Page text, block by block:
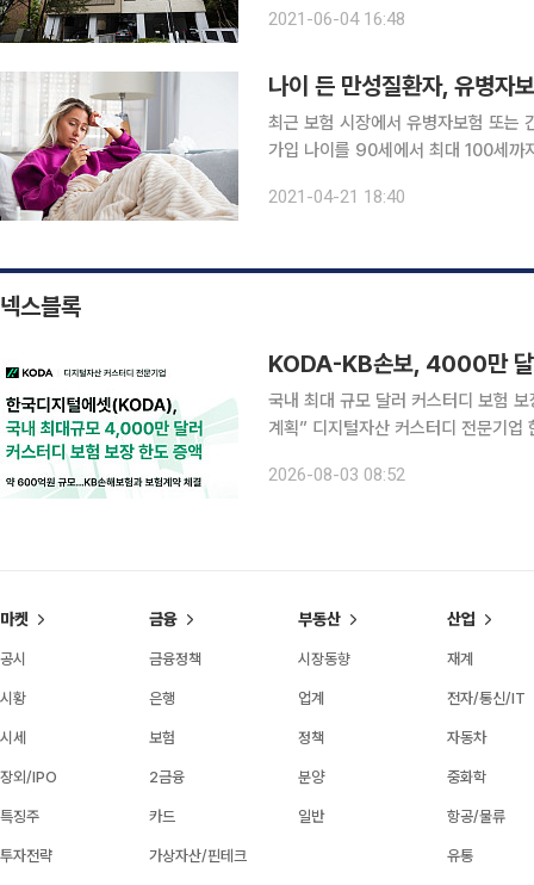
달할 것으로 예상된다. 인구의 20%
2021-06-04 16:48
나이 든 만성질환자, 유병자
최근 보험 시장에서 유병자보험 또는
가입 나이를 90세에서 최대 100세까
보험료가 일반 보험에 비해 최대 5배
2021-04-21 18:40
넥스블록
KODA-KB손보, 4000만 달
국내 최대 규모 달러 커스터디 보험
계획” 디지털자산 커스터디 전문기업 한국디지털에셋(KODA)은 지난 30일 KB손해보험과 최대
2026-08-03 08:52
마켓
공시
시황
시세
장외/IPO
특징주
투자전략
금융
금융정책
은행
보험
2금융
카드
가상자산/핀테크
부동산
시장동향
업계
정책
분양
일반
산업
재계
전자/통신/IT
자동차
중화학
항공/물류
유통